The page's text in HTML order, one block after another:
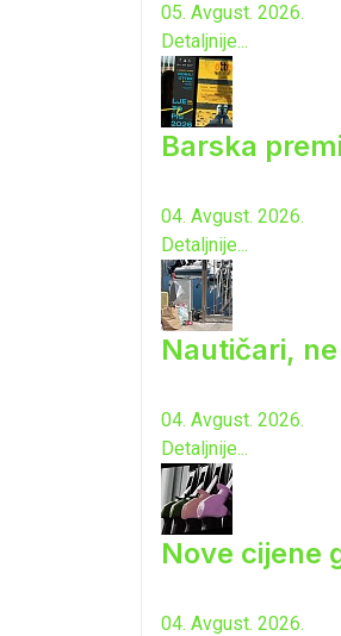
05. Avgust. 2026.
Detaljnije...
Barska
04. Avgust. 2026.
Detaljnije...
Nautičari,
04. Avgust. 2026.
Detaljnije...
Nove cijene
04. Avgust. 2026.